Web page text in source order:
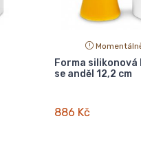
Forma silikonová
se anděl 12,2 cm
886 Kč